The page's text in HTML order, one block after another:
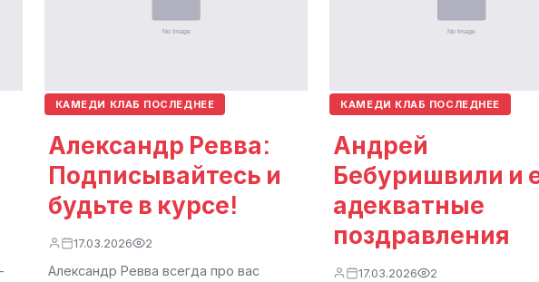
КАМЕДИ КЛАБ ПОСЛЕДНЕЕ
Александр Ревва:
Подписывайтесь и
будьте в курсе!
17.03.2026 2
Александр Ревва всегда про вас
КАМЕДИ КЛАБ ПОСЛЕДНЕЕ
Андрей
Бебуришвили и
адекватные
поздравления
17.03.2026 2